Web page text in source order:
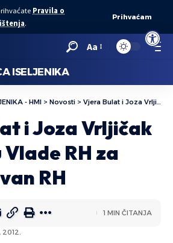
Pravila o
.
Prihvaćam
Aa
ISELJENIKA
- HMI > Novosti > Vjera Bulat i Joza Vrljičak u Savjetu Vlade RH za Hrvate izvan RH
i Joza Vrljičak
RH za
RH
2012.
1 MIN ČITANJA
Open